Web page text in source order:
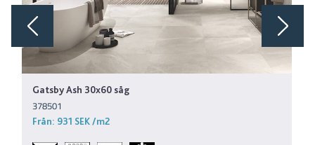
Gatsby Ash 30x60 såg
378501
Från: 931 SEK/m2